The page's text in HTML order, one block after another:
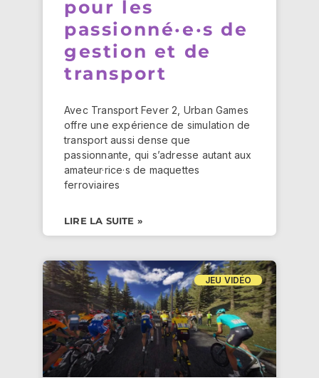
pour les
passionné·e·s de
gestion et de
transport
Avec Transport Fever 2, Urban Games
offre une expérience de simulation de
transport aussi dense que
passionnante, qui s’adresse autant aux
amateur·rice·s de maquettes
ferroviaires
LIRE LA SUITE »
JEU VIDÉO